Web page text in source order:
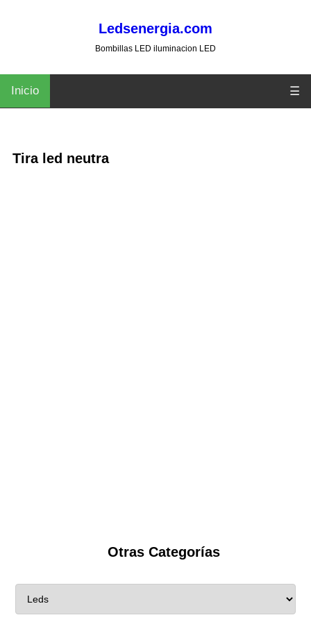
Ledsenergia.com
Bombillas LED iluminacion LED
Inicio ☰
Tira led neutra
Otras Categorías